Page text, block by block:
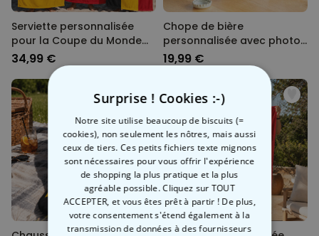
Serviette personnalisée
pour la Coupe du Monde
avec texte
34,99 €
Chope de bière
personnalisée avec photo
- Style Comics
19,99 €
Surprise ! Cookies :-)
Notre site utilise beaucoup de biscuits (=
cookies), non seulement les nôtres, mais aussi
ceux de tiers. Ces petits fichiers texte mignons
sont nécessaires pour vous offrir l'expérience
de shopping la plus pratique et la plus
agréable possible. Cliquez sur TOUT
ACCEPTER, et vous êtes prêt à partir ! De plus,
votre consentement s'étend également à la
transmission de données à des fournisseurs